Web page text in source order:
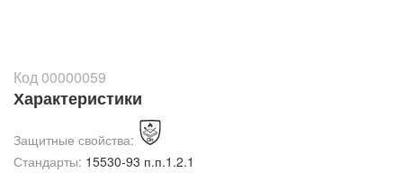
Код 00000059
Характеристики
Защитные свойства:
Стандарты: 15530-93 п.п.1.2.1